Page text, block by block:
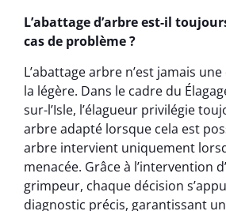
L’abattage d’arbre est-il
cas de problème ?
L’abattage arbre n’est jamais
la légère. Dans le cadre du
sur-l’Isle, l’élagueur privilégie
arbre adapté lorsque cela est
arbre intervient uniquement
menacée. Grâce à l’intervention
grimpeur, chaque décision
diagnostic précis, garantissant